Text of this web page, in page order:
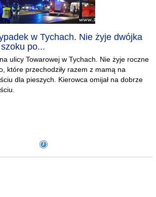
w Tychach. Nie żyje dwójka
po...
ulicy Towarowej w Tychach. Nie żyje roczne
które przechodziły razem z mamą na
dla pieszych. Kierowca omijał na dobrze